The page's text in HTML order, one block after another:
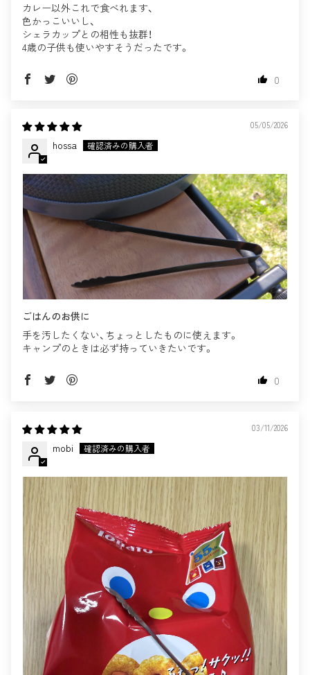
カレー以外これで食べれます、
色かっこいいし、
シェラカップとの相性も抜群！
4歳の子供も使いやすそうだったです。
0
05/05/2026
hossa
ごはんのお供に
手を汚したくない、ちょっとしたものに使えます。
キャンプのときは必ず持っていきたいです。
0
03/11/2026
mobi